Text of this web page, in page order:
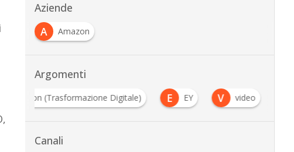
Aziende
A
Amazon
Argomenti
(Trasformazione Digitale) E EY V video
Canali